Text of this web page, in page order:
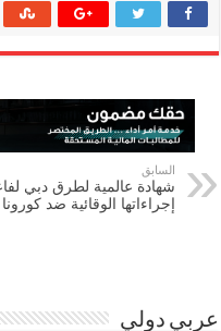
السابق
شهادة عالمية لطرق دبي
إجراءاتها الوقائية ضد كورونا
عربي دولي